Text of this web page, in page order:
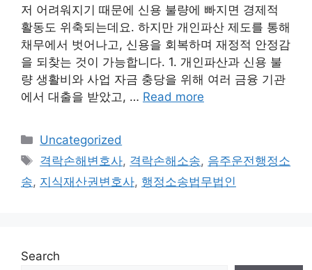
저 어려워지기 때문에 신용 불량에 빠지면 경제적
활동도 위축되는데요. 하지만 개인파산 제도를 통해
채무에서 벗어나고, 신용을 회복하며 재정적 안정감
을 되찾는 것이 가능합니다. 1. 개인파산과 신용 불
량 생활비와 사업 자금 충당을 위해 여러 금융 기관
에서 대출을 받았고, … Read more
Categories
Uncategorized
Tags
격락손해변호사, 격락손해소송, 음주운전행정소
송, 지식재산권변호사, 행정소송법무법인
Search